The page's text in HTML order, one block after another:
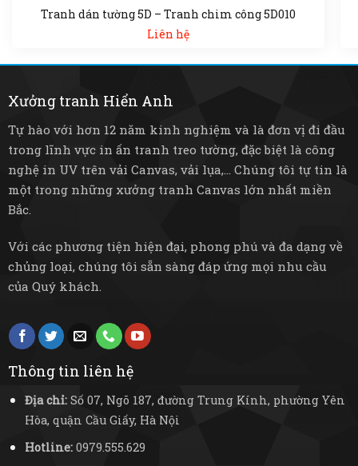
Tranh dán tường 5D – Tranh chim công 5D010
Liên hệ
Xưởng tranh Hiển Anh
Tự hào với hơn 12 năm kinh nghiệm và là đơn vị đi đầu
trong lĩnh vực in ấn tranh treo tường, đặc biệt là công
nghệ in UV trên vải Canvas, vải lụa,... Chúng tôi tự tin là
một trong những xưởng tranh Canvas lớn nhất miền
Bắc.
Với các phương tiện hiện đại, phong phú và đa dạng về
chủng loại, chúng tôi sẵn sàng đáp ứng mọi nhu cầu
của Quý khách.
Thông tin liên hệ
Địa chỉ:Số 07, Ngõ 187, đường Trung Kính, phường Yên
Hòa, quận Cầu Giấy, Hà Nội
Hotline:0979.555.629